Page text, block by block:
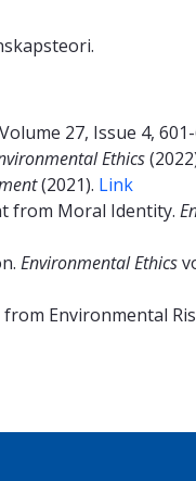
Volume 27, Issue 4,
Ethics
(2021). Link
from Moral Identity.
Environmental Ethics
Environmental